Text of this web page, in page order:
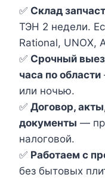
✅ Склад
ТЭН 2 недели.
Rational, UNOX,
✅ Срочный
часа по области
или ночью.
✅ Договор,
документы —
налоговой.
✅ Работаем с
без бытовых